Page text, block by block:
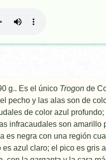
g.. Es el único Trogon de
pecho y las alas son de
de color azul
infracaudales son amarillo
es negra con una región
es azul claro; el pico es gris